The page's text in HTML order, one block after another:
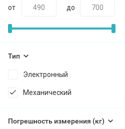
от до
Тип
Электронный
Механический
Погрешность измерения (кг)